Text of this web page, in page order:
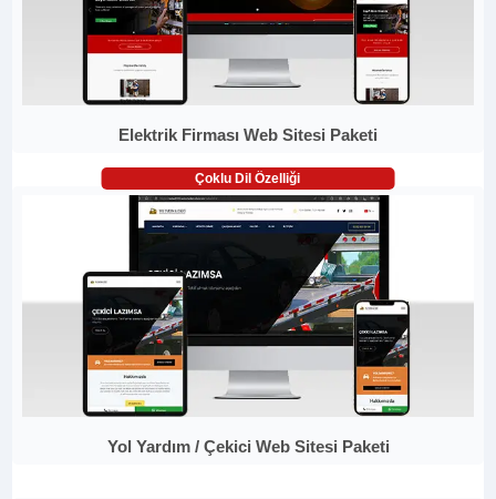
Elektrik Firması Web Sitesi Paketi
Çoklu Dil Özelliği
Yol Yardım / Çekici Web Sitesi Paketi